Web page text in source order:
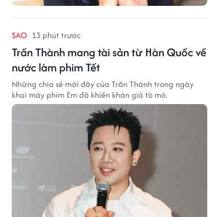
SAO 13 phút trước
Trấn Thành mang tài sản từ Hàn Quốc về
nước làm phim Tết
Những chia sẻ mới đây của Trấn Thành trong ngày
khai máy phim Em đã khiến khán giả tò mò.